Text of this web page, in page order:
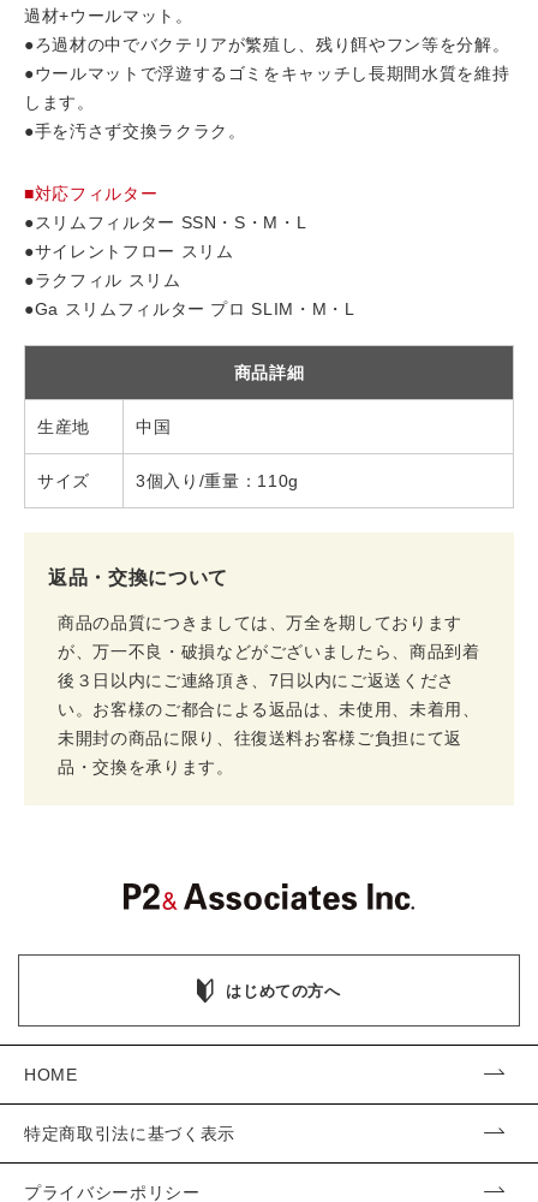
過材+ウールマット。
●ろ過材の中でバクテリアが繁殖し、残り餌やフン等を分解。
●ウールマットで浮遊するゴミをキャッチし長期間水質を維持
します。
●手を汚さず交換ラクラク。
■対応フィルター
●スリムフィルター SSN・S・M・L
●サイレントフロー スリム
●ラクフィル スリム
●Ga スリムフィルター プロ SLIM・M・L
商品詳細
生産地 中国
サイズ 3個入り/重量：110g
返品・交換について
商品の品質につきましては、万全を期しております
が、万一不良・破損などがございましたら、商品到着
後３日以内にご連絡頂き、7日以内にご返送くださ
い。お客様のご都合による返品は、未使用、未着用、
未開封の商品に限り、往復送料お客様ご負担にて返
品・交換を承ります。
はじめての方へ
HOME
特定商取引法に基づく表示
プライバシーポリシー